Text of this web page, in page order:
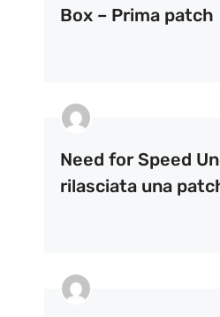
Box – Prima patch
Need for Speed
rilasciata una